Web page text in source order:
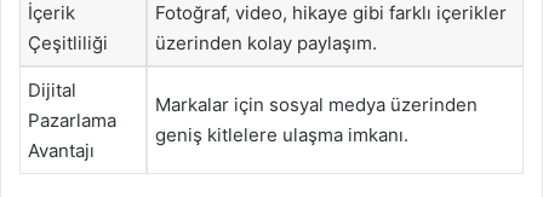
İçerik
Çeşitliliği
Fotoğraf, video, hikaye gibi farklı içerikler
üzerinden kolay paylaşım.
Dijital
Pazarlama
Avantajı
Markalar için sosyal medya üzerinden
geniş kitlelere ulaşma imkanı.